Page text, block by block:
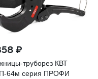
₽
труборез КВТ
64м серия ПРОФИ